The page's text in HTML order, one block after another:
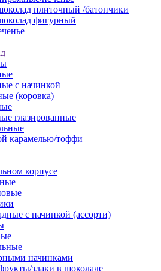
плиточный /батончики
фигурный
с начинкой
(коровка)
глазированные
карамелью/тоффи
корпусе
с начинкой (ассорти)
начинками
злаки в шоколаде